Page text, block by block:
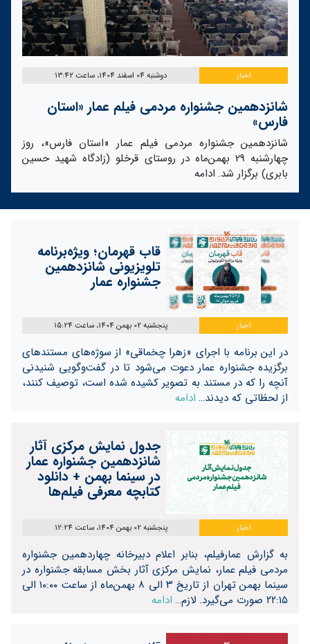
اخبار دوشنبه 04 اسفند 1404، ساعت 13:42
شانزدهمین جشنواره مردمی فیلم عمار «استان
فارس»
شانزدهمین جشنواره مردمی فیلم عمار «استان فارس»، روز
چهارشنبه 29 بهمن‌ماه در روستای قرخلو (زادگاه شهید حسین
بابری) برگزار شد. ادامه
قاب قهرمان؛ ویژه‌برنامه
تلویزیونی شانزدهمین
جشنواره عمار
اخبار پنجشنبه 02 بهمن 1404، ساعت 15:24
در این برنامه با اجرای «زهرا چخماقی» از سوژه‌های مستندهای
برگزیده جشنواره عمار دعوت می‌شود تا در گفت‌وگویی شنیدنی
آنچه را که در مستند به تصویر کشیده شده است، توصیف کنند،
از لحظاتی که دیدند… ادامه
جدول نمایش مرکزی آثار
شانزدهمین جشنواره عمار
در سینما بهمن + دانلود
کتابچه معرفی فیلم‌ها
اخبار پنجشنبه 02 بهمن 1404، ساعت 12:24
به گزارش عمارفیلم، بنابر اعلام دبیرخانه چهاردهمین جشنواره
مردمی فیلم عمار، نمایش مرکزی آثار بخش مسابقه جشنواره در
سینما بهمن تهران از تاریخ ۳ الی ۸ بهمن‌ماه از ساعت ۱۰:۰۰ الی
۲۲:۱۵ صورت می‌گیرد. لازم…
ادامه